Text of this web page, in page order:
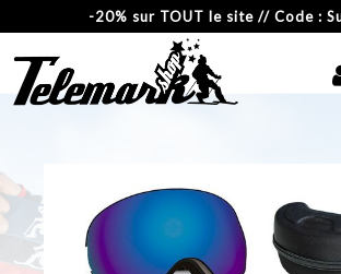
-20% sur TOUT le site // Code :